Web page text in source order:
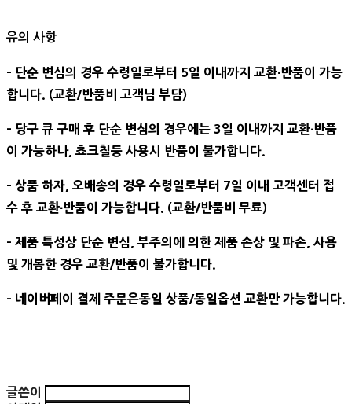
유의 사항
- 단순 변심의 경우 수령일로부터 5일 이내까지 교환∙반품이 가능
합니다. (교환/반품비 고객님 부담)
- 당구 큐 구매 후 단순 변심의 경우에는 3일 이내까지 교환∙반품
이 가능하나, 쵸크칠등 사용시 반품이 불가합니다.
- 상품 하자, 오배송의 경우 수령일로부터 7일 이내 고객센터 접
수 후 교환∙반품이 가능합니다. (교환/반품비 무료)
- 제품 특성상 단순 변심, 부주의에 의한 제품 손상 및 파손, 사용
및 개봉한 경우 교환/반품이 불가합니다.
- 네이버페이 결제 주문은동일 상품/동일옵션 교환만 가능합니다.
글쓴이